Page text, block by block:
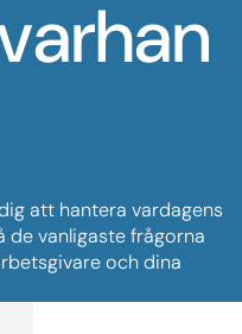
att hantera vardagens
vanligaste frågorna
och dina